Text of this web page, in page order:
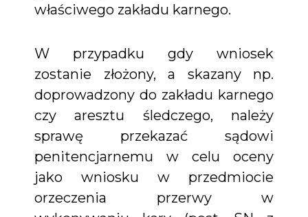
właściwego zakładu karnego.
W przypadku gdy wniosek
zostanie złożony, a skazany np.
doprowadzony do zakładu karnego
czy aresztu śledczego, należy
sprawę przekazać sądowi
penitencjarnemu w celu oceny
jako wniosku w przedmiocie
orzeczenia przerwy w